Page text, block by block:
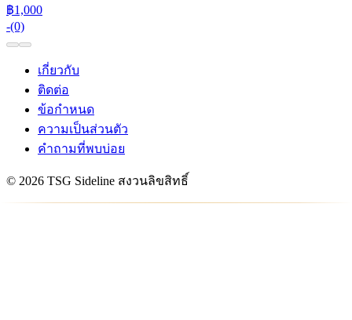
฿1,000
-(0)
เกี่ยวกับ
ติดต่อ
ข้อกำหนด
ความเป็นส่วนตัว
คำถามที่พบบ่อย
© 2026 TSG Sideline สงวนลิขสิทธิ์